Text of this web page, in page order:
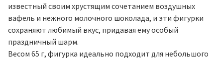
известный своим хрустящим сочетанием воздушных
вафель и нежного молочного шоколада, и эти фигурки
сохраняют любимый вкус, придавая ему особый
праздничный шарм.
Весом 65 г, фигурка идеально подходит для небольшого